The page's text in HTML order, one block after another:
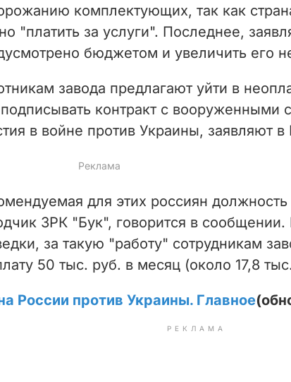
комплектующих, так как
"платить за услуги". Последнее,
бюджетом и увеличить его
завода предлагают уйти в
контракт с вооруженными
в войне против Украины, заявляют в
для этих россиян должность
ЗРК "Бук", говорится в
за такую "работу" сотрудникам
50 тыс. руб. в месяц (около 17,8
России против Украины. Главное
РЕКЛАМА